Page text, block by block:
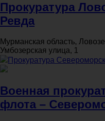
Прокуратура
Ревда
Мурманская область,
Умбозерская улица, 1
Прокуратура Североморск
Военная
флота –